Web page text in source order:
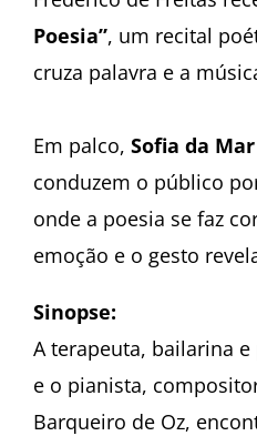
Poesia”, um recital
cruza palavra e a
Em palco, Sofia da Mar
conduzem o público
onde a poesia se faz
emoção e o gesto
Sinopse:
A terapeuta, bailarina
e o pianista,
Barqueiro de Oz,